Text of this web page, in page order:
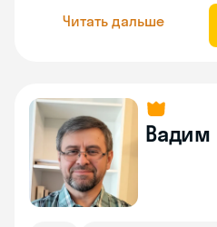
Читать дальше
Вадим